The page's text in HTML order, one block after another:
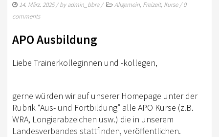
WESTERNREITEN
KADER
JUGENDKADER
JUNGPFERDEPROGRAMM
BERLIN/BRANDENBURG TROPHY
14. März. 2025/ byadmin_bbra/ Allgemein, Freizeit, Kurse/0
comments
APO Ausbildung
Liebe Trainerkolleginnen und -kollegen,
gerne würden wir auf unserer Homepage unter der
Rubrik “Aus- und Fortbildung” alle APO Kurse (z.B.
WRA, Longierabzeichen usw.) die in unserem
Landesverbandes stattfinden, veröffentlichen.